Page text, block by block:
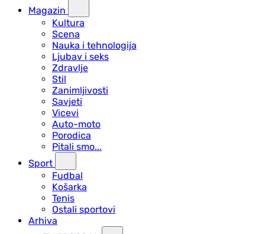
Magazin
Kultura
Scena
Nauka i tehnologija
Ljubav i seks
Zdravlje
Stil
Zanimljivosti
Savjeti
Vicevi
Auto-moto
Porodica
Pitali smo...
Sport
Fudbal
Košarka
Tenis
Ostali sportovi
Arhiva